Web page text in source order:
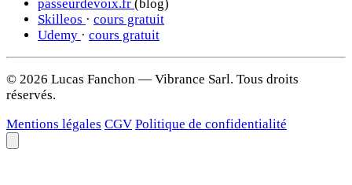
passeurdevoix.fr (blog)
Skilleos · cours gratuit
Udemy · cours gratuit
© 2026 Lucas Fanchon — Vibrance Sarl. Tous droits
réservés.
Mentions légales CGV Politique de confidentialité